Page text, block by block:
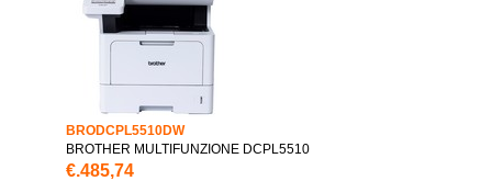
BRODCPL5510DW
BROTHER MULTIFUNZIONE DCPL5510
€.485,74